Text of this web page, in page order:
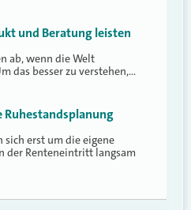
und Beratung leisten
ab, wenn die Welt
das besser zu verstehen,…
Ruhestandsplanung
erst um die eigene
der Renteneintritt langsam